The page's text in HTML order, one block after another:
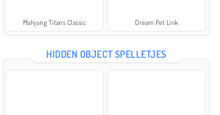
Mahjong Titans Classic Dream Pet Link
HIDDEN OBJECT SPELLETJES